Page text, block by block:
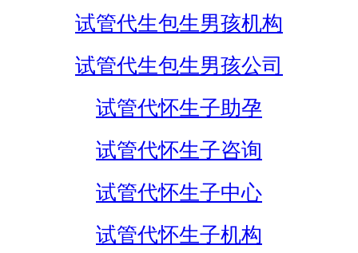
试管代生包生男孩机构
试管代生包生男孩公司
试管代怀生子助孕
试管代怀生子咨询
试管代怀生子中心
试管代怀生子机构